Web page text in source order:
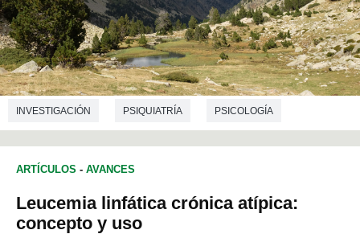
INVESTIGACIÓN PSIQUIATRÍA PSICOLOGÍA
ARTÍCULOS - AVANCES
Leucemia linfática crónica atípica:
concepto y uso